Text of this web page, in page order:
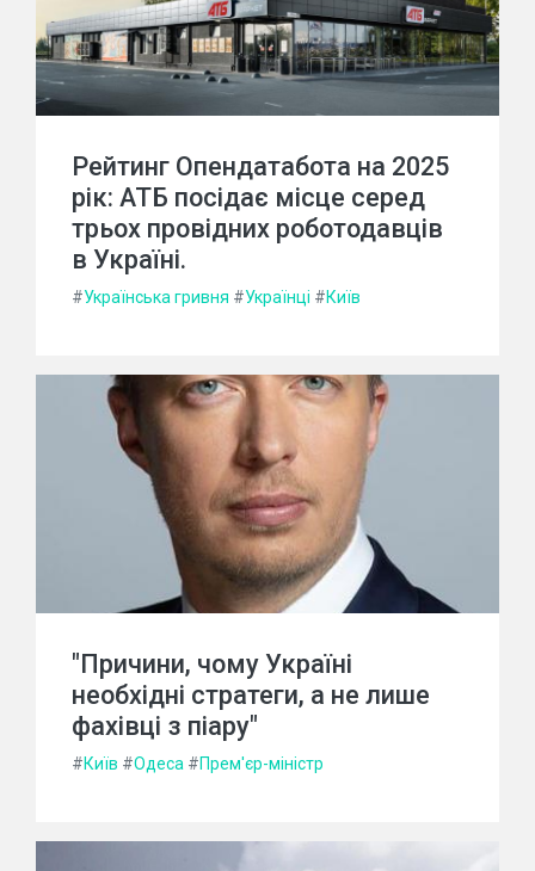
Рейтинг Опендатабота на 2025
рік: АТБ посідає місце серед
трьох провідних роботодавців
в Україні.
#Українська гривня #Українці #Київ
"Причини, чому Україні
необхідні стратеги, а не лише
фахівці з піару"
#Київ #Одеса #Прем'єр-міністр